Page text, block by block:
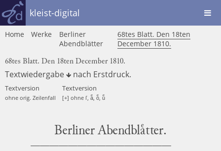
kleist-digital
Home Werke
Berliner
Abendblätter
68tes Blatt. Den 18ten
December 1810.
68tes Blatt. Den 18ten December 1810.
Textwiedergabe nach Erstdruck.
Textversion
ohne orig. Zeilenfall
Textversion
[+] ohne ſ, aͤ, oͤ, uͤ
Berliner Abendblaͤtter.